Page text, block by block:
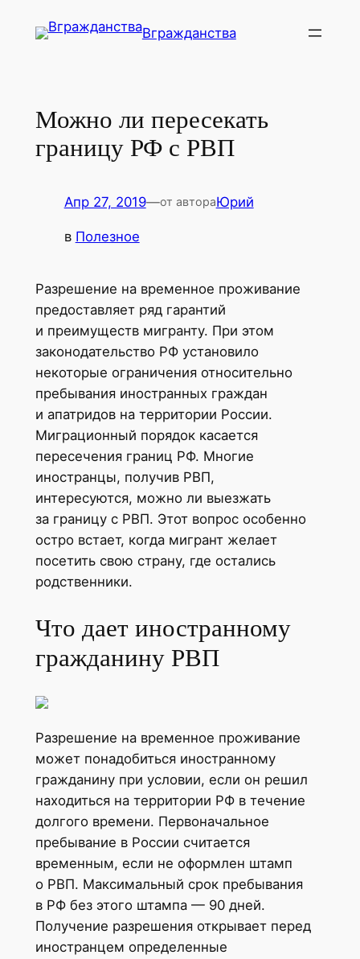
Вгражданства
Можно ли пересекать
границу РФ с РВП
Апр 27, 2019—от автораЮрий
в Полезное
Разрешение на временное проживание
предоставляет ряд гарантий
и преимуществ мигранту. При этом
законодательство РФ установило
некоторые ограничения относительно
пребывания иностранных граждан
и апатридов на территории России.
Миграционный порядок касается
пересечения границ РФ. Многие
иностранцы, получив РВП,
интересуются, можно ли выезжать
за границу с РВП. Этот вопрос особенно
остро встает, когда мигрант желает
посетить свою страну, где остались
родственники.
Что дает иностранному
гражданину РВП
Разрешение на временное проживание
может понадобиться иностранному
гражданину при условии, если он решил
находиться на территории РФ в течение
долгого времени. Первоначальное
пребывание в России считается
временным, если не оформлен штамп
о РВП. Максимальный срок пребывания
в РФ без этого штампа — 90 дней.
Получение разрешения открывает перед
иностранцем определенные